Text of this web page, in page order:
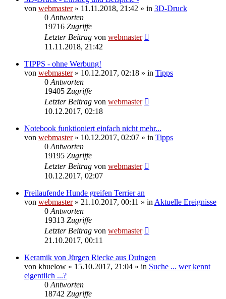
von webmaster» 11.11.2018, 21:42 » in 3D-Druck
0 Antworten
19716 Zugriffe
Letzter Beitrag von webmaster
11.11.2018, 21:42
TIPPS - ohne Werbung!
von webmaster» 10.12.2017, 02:18 » in Tipps
0 Antworten
19405 Zugriffe
Letzter Beitrag von webmaster
10.12.2017, 02:18
Notebook funktioniert einfach nicht mehr...
von webmaster» 10.12.2017, 02:07 » in Tipps
0 Antworten
19195 Zugriffe
Letzter Beitrag von webmaster
10.12.2017, 02:07
Freilaufende Hunde greifen Terrier an
von webmaster» 21.10.2017, 00:11 » in Aktuelle Ereignisse
0 Antworten
19313 Zugriffe
Letzter Beitrag von webmaster
21.10.2017, 00:11
Keramik von Jürgen Riecke aus Duingen
von kbuelow » 15.10.2017, 21:04 » in Suche ... wer kennt
eigentlich ...?
0 Antworten
18742 Zugriffe